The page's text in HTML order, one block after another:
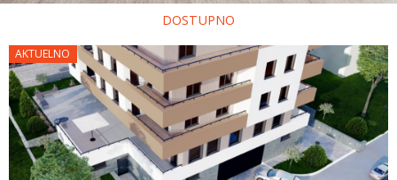
DOSTUPNO
AKTUELNO